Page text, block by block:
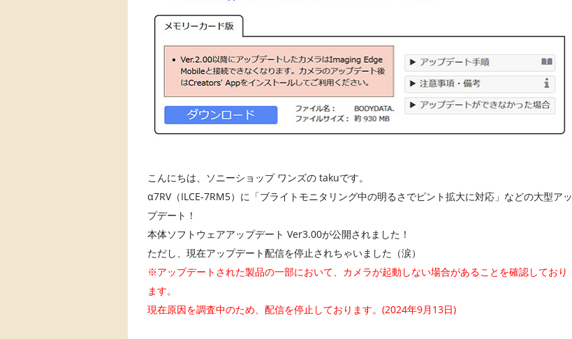
こんにちは、ソニーショップ ワンズの takuです。
α7RV（ILCE-7RM5）に「ブライトモニタリング中の明るさでピント拡大に対応」などの大型アッ
プデート！
本体ソフトウェアアップデート Ver3.00が公開されました！
ただし、現在アップデート配信を停止されちゃいました（涙）
※アップデートされた製品の一部において、カメラが起動しない場合があることを確認しており
ます。
現在原因を調査中のため、配信を停止しております。(2024年9月13日)